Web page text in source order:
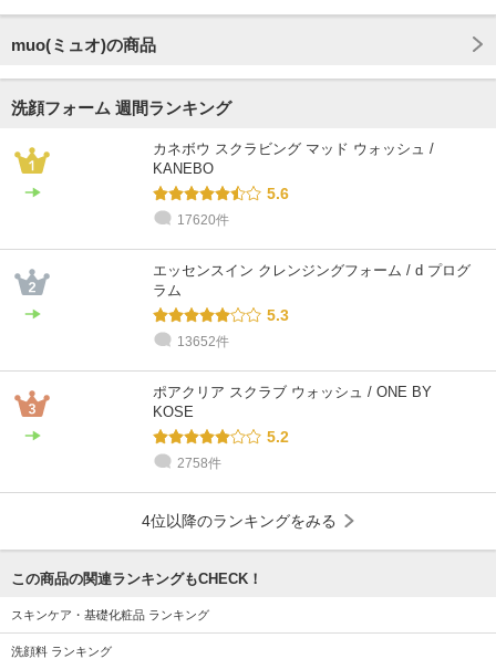
muo(ミュオ)の商品
洗顔フォーム 週間ランキング
カネボウ スクラビング マッド ウォッシュ /
KANEBO
5.6
17620件
エッセンスイン クレンジングフォーム / d プログ
ラム
5.3
13652件
ポアクリア スクラブ ウォッシュ / ONE BY
KOSE
5.2
2758件
4位以降のランキングをみる
この商品の関連ランキングもCHECK！
スキンケア・基礎化粧品 ランキング
洗顔料 ランキング